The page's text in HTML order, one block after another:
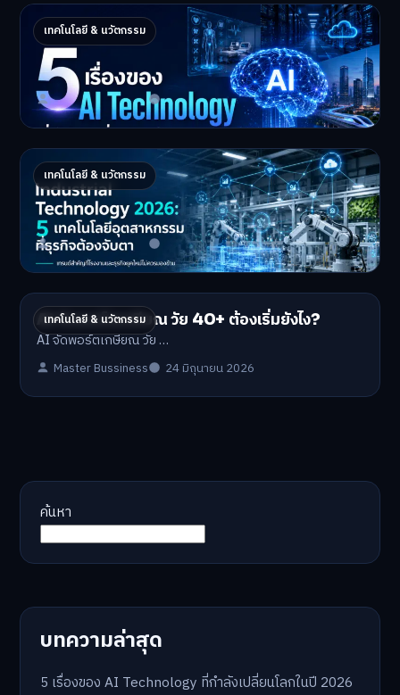
เทคโนโลยี & นวัตกรรม
5 เรื่องของ AI Technology ที่กำลังเปลี่ยนโลก
ในปี 2026
5 AI Technology ที่กำล…
Master Bussiness 2 กรกฎาคม 2026
เทคโนโลยี & นวัตกรรม
Industrial 2026 : 5 เทคโนโลยีอุตสาหกรรมที่
ธุรกิจต้องจับตา
Industrial Technology …
Master Bussiness 1 กรกฎาคม 2026
เทคโนโลยี & นวัตกรรม
AI จัดพอร์ตเกษียณ วัย 40+ ต้องเริ่มยังไง?
AI จัดพอร์ตเกษียณ วัย …
Master Bussiness 24 มิถุนายน 2026
ค้นหา
บทความล่าสุด
5 เรื่องของ AI Technology ที่กำลังเปลี่ยนโลกในปี 2026